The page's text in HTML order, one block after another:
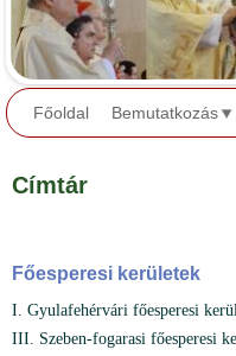
Főoldal Bemutatkozás
Címtár
Főesperesi kerületek
I. Gyulafehérvári főesperesi
III. Szeben-fogarasi főesperesi